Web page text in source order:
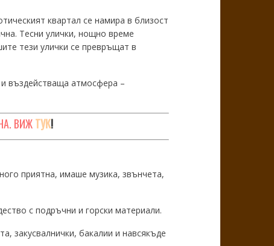
квартал се намира в близост
Тесни улички, нощно време
тези улички се превръщат в
и въздействаща атмосфера –
ВИЖ ТУК!
приятна, имаше музика, звънчета,
с подръчни и горски материали.
закусвалнички, бакалии и навсякъде